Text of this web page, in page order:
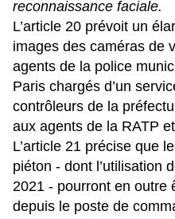
reconnaissance faciale.
L’article 20 prévoit un
images des caméras de
agents de la police
Paris chargés d’un
contrôleurs de la
aux agents de la RATP
L’article 21 précise que
piéton - dont l’utilisation
2021 - pourront en outre
depuis le poste de